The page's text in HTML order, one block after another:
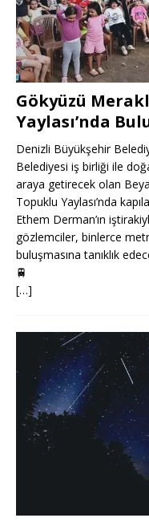
Gökyüzü
Yaylası’nda
Denizli Büyükşehir
Belediyesi iş birliği ile
araya getirecek olan
Topuklu Yaylası’nda
Ethem Derman’ın
gözlemciler, binlerce
buluşmasına tanıklık
🚆
[…]